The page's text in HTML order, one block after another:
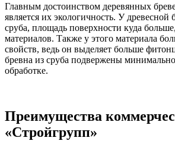
Главным достоинством деревянных
является их экологичность. У древесной
сруба, площадь поверхности куда
материалов. Также у этого материала
свойств, ведь он выделяет больше
бревна из сруба подвержены
обработке.
Преимущества
«Стройгрупп»